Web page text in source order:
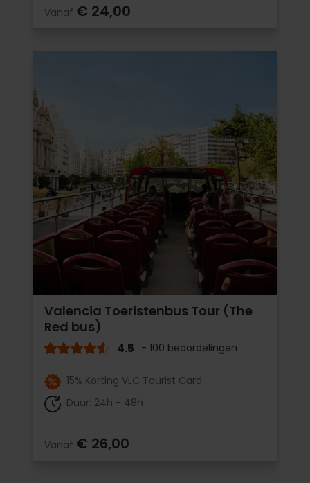
Vanaf € 24,00
Valencia Toeristenbus Tour (The
Red bus)
4.5 - 100 beoordelingen
15% Korting VLC Tourist Card
Duur: 24h - 48h
Vanaf € 26,00